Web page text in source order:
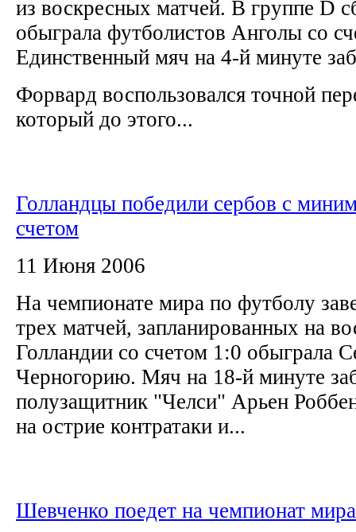
из воскресных матчей. В группе D
обыграла футболистов Анголы со
Единственный мяч на 4-й минуте
Форвард воспользовался точной
который до этого...
Голландцы победили сербов с
счетом
11 Июня 2006
На чемпионате мира по футболу
трех матчей, запланированных на
Голландии со счетом 1:0 обыграла
Черногорию. Мяч на 18-й минуте
полузащитник "Челси" Арьен
на острие контратаки и...
Шевченко поедет на чемпионат мира